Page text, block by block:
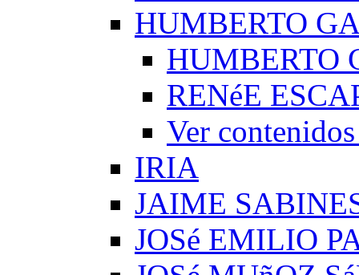
HUMBERTO
HUMBERTO
RENéE
Ver
IRIA
JAIME
JOSé EMILIO